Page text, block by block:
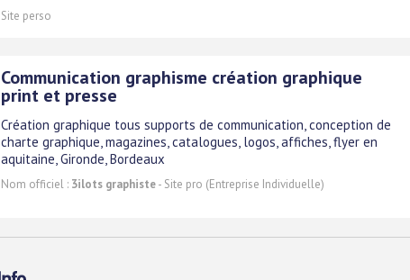
Site perso
Communication graphisme création graphique
print et presse
Création graphique tous supports de communication, conception de
charte graphique, magazines, catalogues, logos, affiches, flyer en
aquitaine, Gironde, Bordeaux
Nom officiel : 3ilots graphiste- Site pro (Entreprise Individuelle)